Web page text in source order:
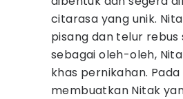
citarasa yang unik.
pisang dan telur
sebagai oleh-oleh,
khas pernikahan.
membuatkan Nitak